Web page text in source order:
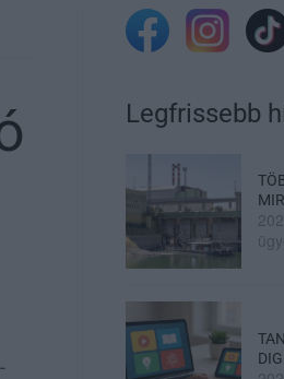
Legfrissebb